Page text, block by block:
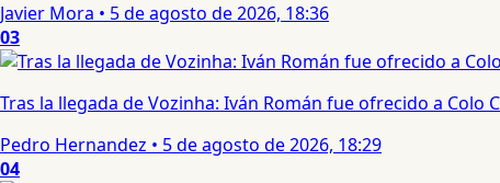
Javier Mora • 5 de agosto de 2026, 18:36
03
Tras la llegada de Vozinha: Iván Román fue ofrecido a Colo
Pedro Hernandez • 5 de agosto de 2026, 18:29
04